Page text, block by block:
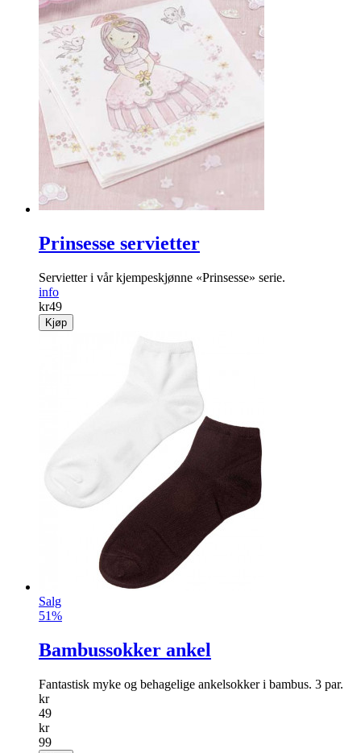
Prinsesse servietter
Servietter i vår kjempeskjønne «Prinsesse» serie.
info
kr49
Kjøp
Salg
51%
Bambussokker ankel
Fantastisk myke og behagelige ankelsokker i bambus. 3 par.
kr
49
kr
99